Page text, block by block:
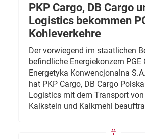
PKP Cargo, DB Cargo
Logistics bekommen
Kohleverkehre
Der vorwiegend im staatlichen
befindliche Energiekonzern PGE
Energetyka Konwencjonalna
hat PKP Cargo, DB Cargo
Logistics mit dem Transport
Kalkstein und Kalkmehl